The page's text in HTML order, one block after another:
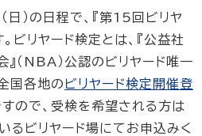
）の日程で、『第15回ビリヤ
ビリヤード検定とは、『公益社
（NBA）公認のビリヤード唯一
国各地の ビリヤード検定開催登
ので、受検を希望される方は
るビリヤード場にてお申込みく